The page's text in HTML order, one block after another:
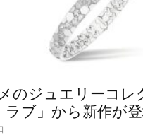
のジュエリーコレ
ラブ」から新作が